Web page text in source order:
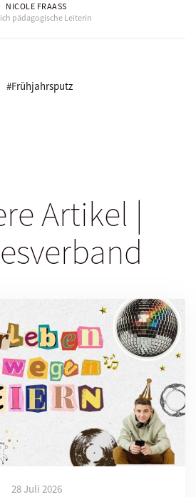
#Frühjahrsputz
NICOLE FRAASS
pädagogische Leiterin
Artikel |
28 Juli 2026